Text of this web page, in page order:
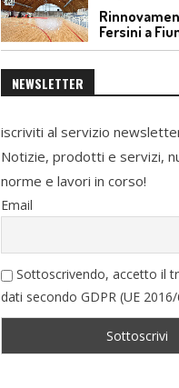
Fersini a
NEWSLETTER
iscriviti al servizio
Notizie, prodotti e servizi,
norme e lavori in corso!
Email
Sottoscrivendo, accetto il
dati secondo GDPR (UE